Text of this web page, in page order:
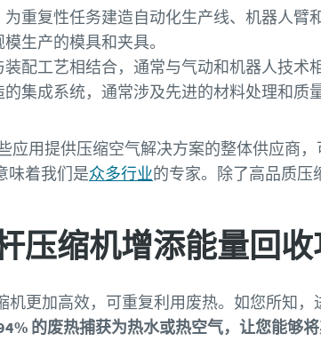
为重复性任务建造自动化生产线、机器人臂
生产的模具和夹具。
配工艺相结合，通常与气动和机器人技术相
集成系统，通常涉及先进的材料处理和质
应用提供压缩空气解决方案的整体供应商
味着我们是众多行业的专家。除了高品质压
压缩机增添能量回
机更加高效，可重复利用废热。如您所知
的废热捕获为热水或热空气，让您能够